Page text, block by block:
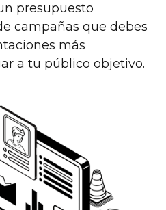
presupuesto
campañas que debes
más
a tu público objetivo.